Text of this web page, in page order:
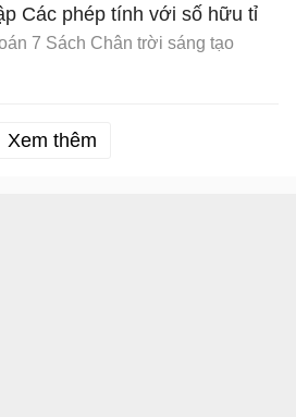
Các phép tính với số hữu tỉ
7 Sách Chân trời sáng tạo
Xem thêm